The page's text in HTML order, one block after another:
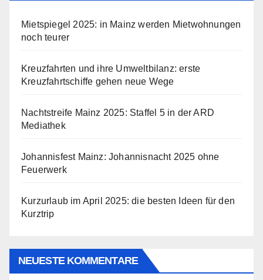
Mietspiegel 2025: in Mainz werden Mietwohnungen
noch teurer
Kreuzfahrten und ihre Umweltbilanz: erste
Kreuzfahrtschiffe gehen neue Wege
Nachtstreife Mainz 2025: Staffel 5 in der ARD
Mediathek
Johannisfest Mainz: Johannisnacht 2025 ohne
Feuerwerk
Kurzurlaub im April 2025: die besten Ideen für den
Kurztrip
NEUESTE KOMMENTARE